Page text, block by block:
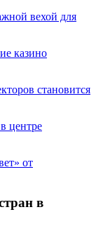
вехой для
казино
становится
центре
от
в